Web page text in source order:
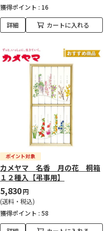
獲得ポイント : 16
詳細 カートに入れる
カメヤマ 名香 月の花 桐箱
１２種入【弔事用】
5,830円
(送料・税込)
獲得ポイント : 58